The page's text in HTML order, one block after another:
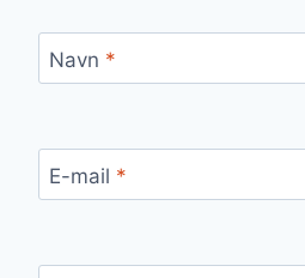
Navn *
E-mail *